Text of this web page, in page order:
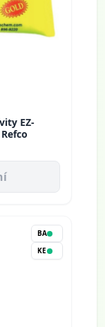
EZ-
BA
KE